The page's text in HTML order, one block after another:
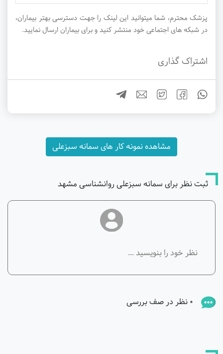
پزشک محترم، شما میتوانید این لینک را جهت دسترسی بهتر بیماران،
در شبکه های اجتماعی خود منتشر کنید و برای بیماران ارسال نمایید.
اشتراک گذاری
مشاهده نمونه کار های سمانه سبزعلی
ثبت نظر برای سمانه سبزعلی روانشناسی مشهد
0 نظر در صف بررسی